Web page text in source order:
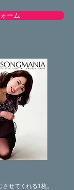
ーム
せてくれる1枚。